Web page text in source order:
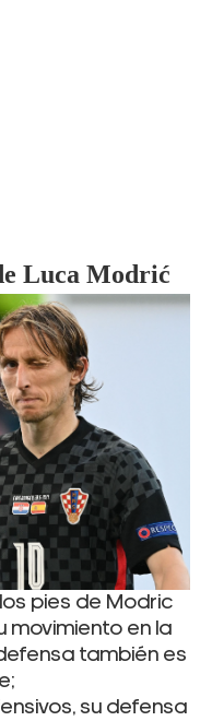
Luca Modrić
pies de Modric
movimiento en la
también es
su defensa